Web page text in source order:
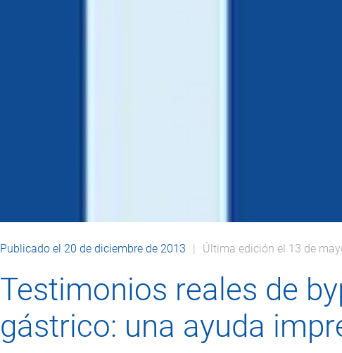
Publicado el 20 de diciembre de 2013 Última edición el 13 de
Testimonios reales de
gástrico: una ayuda